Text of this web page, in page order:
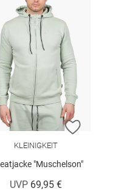
HINZUFÜGEN
ZUR
KLEINIGKEIT
"Muschelson"
UVP 69,95 €